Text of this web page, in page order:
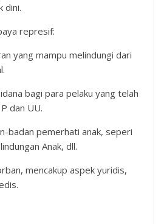
dini.
represif:
yang mampu melindungi dari
bagi para pelaku yang telah
dan UU.
badan pemerhati anak, seperi
Anak, dll.
mencakup aspek yuridis,